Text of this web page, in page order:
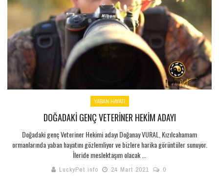
YABAN HAYATI
DOĞADAKI GENÇ VETERINER HEKIM ADAYI
Doğadaki genç Veteriner Hekimi adayı Doğanay VURAL, Kızılcahamam
ormanlarında yaban hayatını gözlemliyor ve bizlere harika görüntüler sunuyor.
İleride meslektaşım olacak ...
LuckyPet info 24 Mart 2021 0